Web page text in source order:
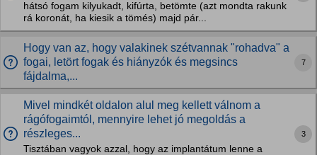
hátsó fogam kilyukadt, kifúrta, betömte (azt mondta rakunk
rá koronát, ha kiesik a tömés) majd pár...
Hogy van az, hogy valakinek szétvannak "rohadva" a
fogai, letört fogak és hiányzók és megsincs
fájdalma,...
7
Mivel mindkét oldalon alul meg kellett válnom a
rágófogaimtól, mennyire lehet jó megoldás a
részleges...
Tisztában vagyok azzal, hogy az implantátum lenne a
3